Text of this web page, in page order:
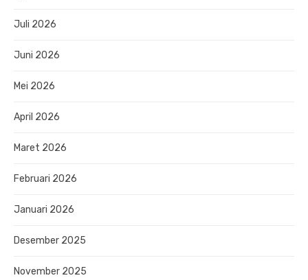
Juli 2026
Juni 2026
Mei 2026
April 2026
Maret 2026
Februari 2026
Januari 2026
Desember 2025
November 2025